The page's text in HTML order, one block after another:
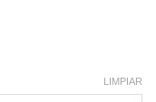
LIMPIAR